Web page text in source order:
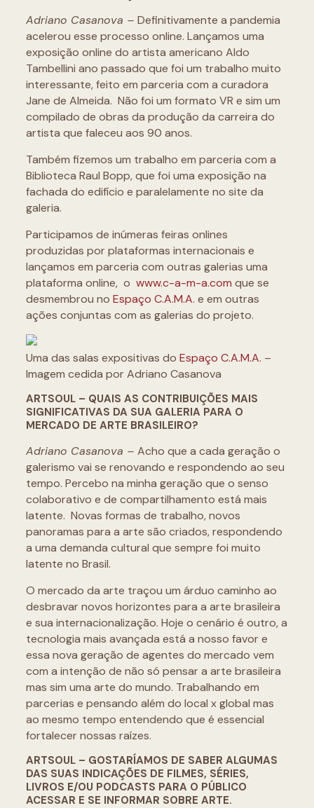
Adriano Casanova – Definitivamente a pandemia
acelerou esse processo online. Lançamos uma
exposição online do artista americano Aldo
Tambellini ano passado que foi um trabalho muito
interessante, feito em parceria com a curadora
Jane de Almeida. Não foi um formato VR e sim um
compilado de obras da produção da carreira do
artista que faleceu aos 90 anos.
Também fizemos um trabalho em parceria com a
Biblioteca Raul Bopp, que foi uma exposição na
fachada do edifício e paralelamente no site da
galeria.
Participamos de inúmeras feiras onlines
produzidas por plataformas internacionais e
lançamos em parceria com outras galerias uma
plataforma online, o www.c-a-m-a.com que se
desmembrou no Espaço C.A.M.A. e em outras
ações conjuntas com as galerias do projeto.
Uma das salas expositivas do Espaço C.A.M.A. –
Imagem cedida por Adriano Casanova
ARTSOUL – QUAIS AS CONTRIBUIÇÕES MAIS
SIGNIFICATIVAS DA SUA GALERIA PARA O
MERCADO DE ARTE BRASILEIRO?
Adriano Casanova – Acho que a cada geração o
galerismo vai se renovando e respondendo ao seu
tempo. Percebo na minha geração que o senso
colaborativo e de compartilhamento está mais
latente. Novas formas de trabalho, novos
panoramas para a arte são criados, respondendo
a uma demanda cultural que sempre foi muito
latente no Brasil.
O mercado da arte traçou um árduo caminho ao
desbravar novos horizontes para a arte brasileira
e sua internacionalização. Hoje o cenário é outro, a
tecnologia mais avançada está a nosso favor e
essa nova geração de agentes do mercado vem
com a intenção de não só pensar a arte brasileira
mas sim uma arte do mundo. Trabalhando em
parcerias e pensando além do local x global mas
ao mesmo tempo entendendo que é essencial
fortalecer nossas raízes.
ARTSOUL – GOSTARÍAMOS DE SABER ALGUMAS
DAS SUAS INDICAÇÕES DE FILMES, SÉRIES,
LIVROS E/OU PODCASTS PARA O PÚBLICO
ACESSAR E SE INFORMAR SOBRE ARTE.